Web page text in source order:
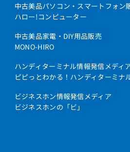
中古美品パソコン・スマートフォン
ハロー!コンピューター
中古美品家電・DIY用品販売
MONO-HIRO
ハンディターミナル情報発信メディ
ピピっとわかる！ハンディターミナ
ビジネスホン情報発信メディア
ビジネスホンの「ビ」